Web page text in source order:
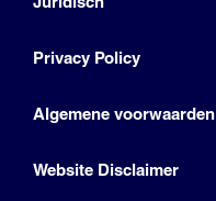
Privacy Policy
Algemene voorwaarden
Website Disclaimer